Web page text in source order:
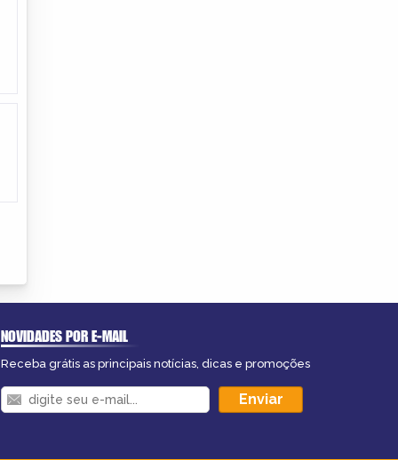
NOVIDADES POR E-MAIL
Receba grátis as principais notícias, dicas e promoções